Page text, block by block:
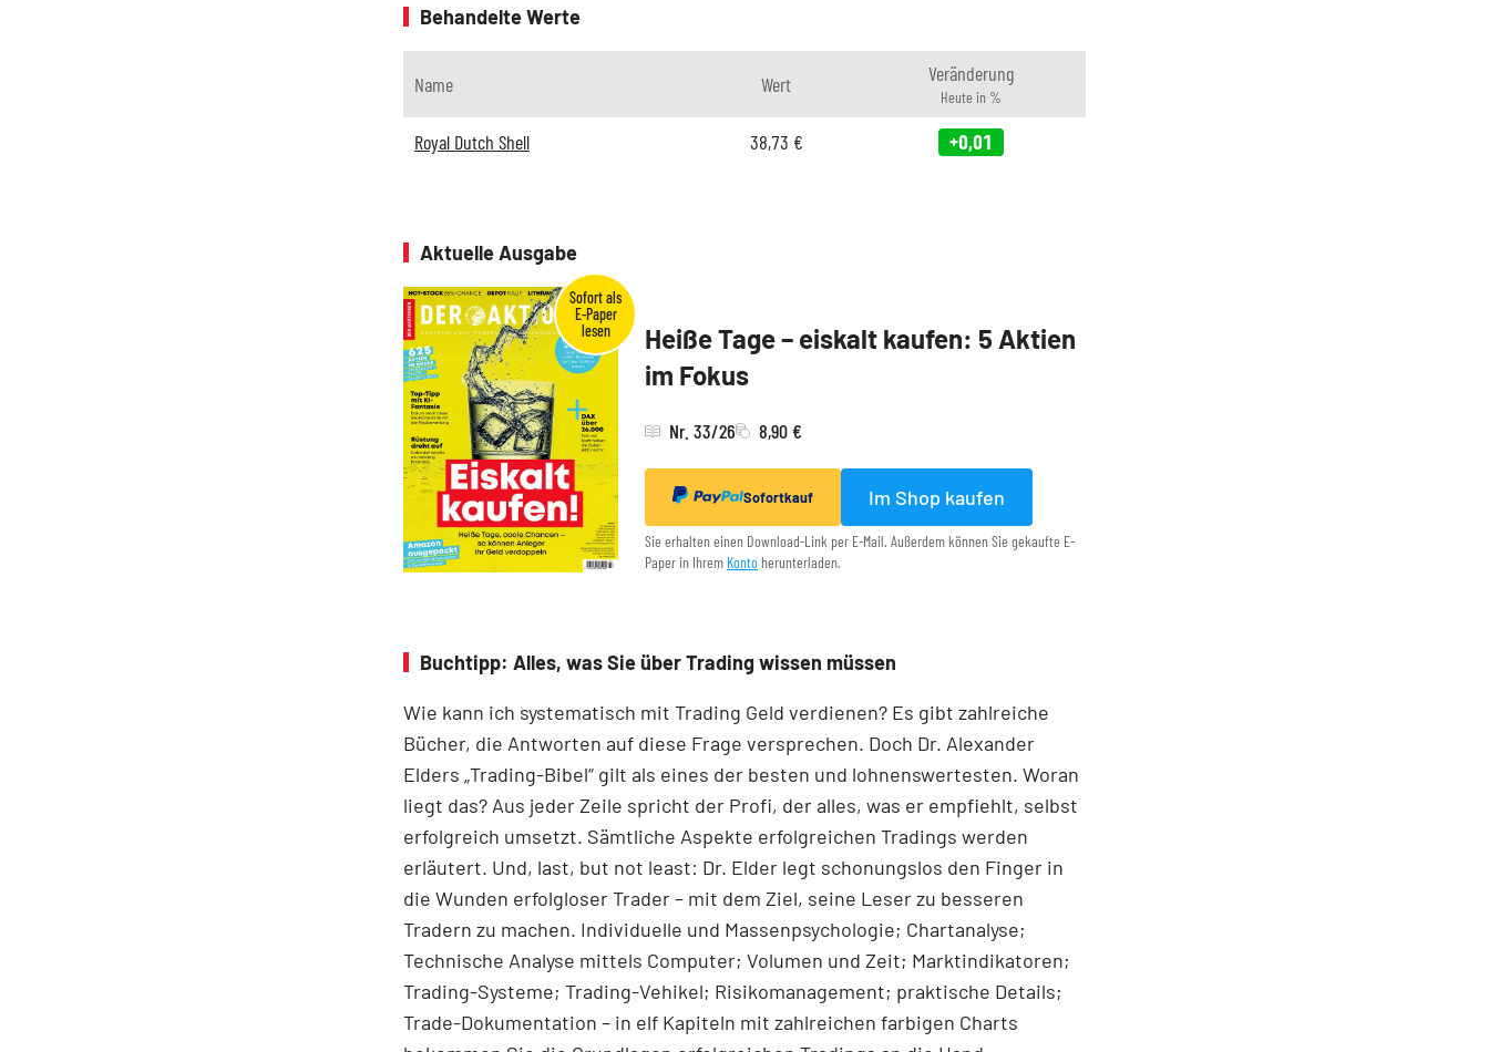
Behandelte Werte
Name Wert Veränderung
Heute in %
Royal Dutch Shell 38,73 € +0,01
Aktuelle Ausgabe
Heiße Tage – eiskalt kaufen: 5 Aktien
im Fokus
Nr. 33/26 8,90 €
Sofortkauf Im Shop kaufen
Sie erhalten einen Download-Link per E-Mail. Außerdem können Sie gekaufte E-
Paper in Ihrem Konto herunterladen.
Buchtipp: Alles, was Sie über Trading wissen müssen
Wie kann ich systematisch mit Trading Geld verdienen? Es gibt zahlreiche
Bücher, die Antworten auf diese Frage versprechen. Doch Dr. Alexander
Elders „Trading-Bibel“ gilt als eines der besten und lohnenswertesten. Woran
liegt das? Aus jeder Zeile spricht der Profi, der alles, was er empfiehlt, selbst
erfolgreich umsetzt. Sämtliche Aspekte erfolgreichen Tradings werden
erläutert. Und, last, but not least: Dr. Elder legt schonungslos den Finger in
die Wunden erfolgloser Trader – mit dem Ziel, seine Leser zu besseren
Tradern zu machen. Individuelle und Massenpsychologie; Chartanalyse;
Technische Analyse mittels Computer; Volumen und Zeit; Marktindikatoren;
Trading-Systeme; Trading-Vehikel; Risikomanagement; praktische Details;
Trade-Dokumentation – in elf Kapiteln mit zahlreichen farbigen Charts